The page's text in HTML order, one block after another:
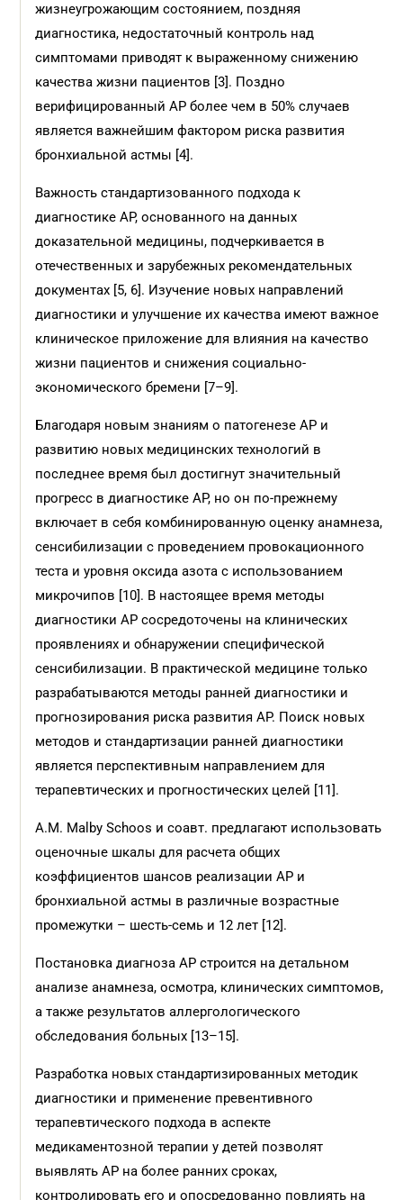
жизнеугрожающим состоянием, поздняя
диагностика, недостаточный контроль над
симптомами приводят к выраженному снижению
качества жизни пациентов [3]. Поздно
верифицированный АР более чем в 50% случаев
является важнейшим фактором риска развития
бронхиальной астмы [4].
Важность стандартизованного подхода к
диагностике АР, основанного на данных
доказательной медицины, подчеркивается в
отечественных и зарубежных рекомендательных
документах [5, 6]. Изучение новых направлений
диагностики и улучшение их качества имеют важное
клиническое приложение для влияния на качество
жизни пациентов и снижения социально-
экономического бремени [7–9].
Благодаря новым знаниям о патогенезе АР и
развитию новых медицинских технологий в
последнее время был достигнут значительный
прогресс в диагностике АР, но он по-прежнему
включает в себя комбинированную оценку анамнеза,
сенсибилизации с проведением провокационного
теста и уровня оксида азота с использованием
микрочипов [10]. В настоящее время методы
диагностики АР сосредоточены на клинических
проявлениях и обнаружении специфической
сенсибилизации. В практической медицине только
разрабатываются методы ранней диагностики и
прогнозирования риска развития АР. Поиск новых
методов и стандартизации ранней диагностики
является перспективным направлением для
терапевтических и прогностических целей [11].
A.M. Malby Schoos и соавт. предлагают использовать
оценочные шкалы для расчета общих
коэффициентов шансов реализации АР и
бронхиальной астмы в различные возрастные
промежутки – шесть-семь и 12 лет [12].
Постановка диагноза АР строится на детальном
анализе анамнеза, осмотра, клинических симптомов,
а также результатов аллергологического
обследования больных [13–15].
Разработка новых стандартизированных методик
диагностики и применение превентивного
терапевтического подхода в аспекте
медикаментозной терапии у детей позволят
выявлять АР на более ранних сроках,
контролировать его и опосредованно повлиять на